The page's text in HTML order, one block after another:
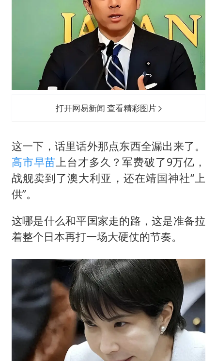
打开网易新闻 查看精彩图片
这一下，话里话外那点东西全漏出来了。
高市早苗上台才多久？军费破了9万亿，
战舰卖到了澳大利亚，还在靖国神社“上
供”。
这哪是什么和平国家走的路，这是准备拉
着整个日本再打一场大硬仗的节奏。